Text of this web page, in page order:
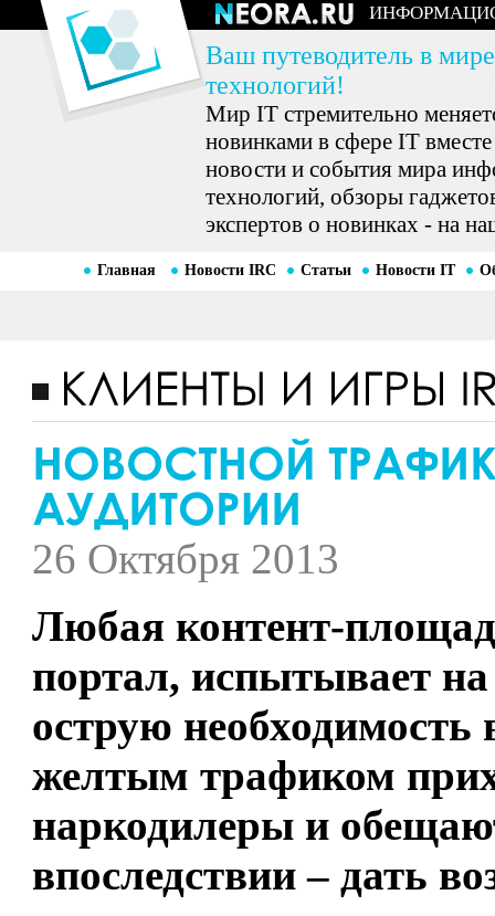
Ваш путеводитель в
технологий!
Мир IT стремительно
новинками в сфере IT
новости и события мира
технологий, обзоры
экспертов о новинках - на
Главная Новости IRC Статьи Новости IT
26 Октября 2013
Любая контент-
портал, испытывает
острую
желтым трафиком
наркодилеры и
впоследствии – дать